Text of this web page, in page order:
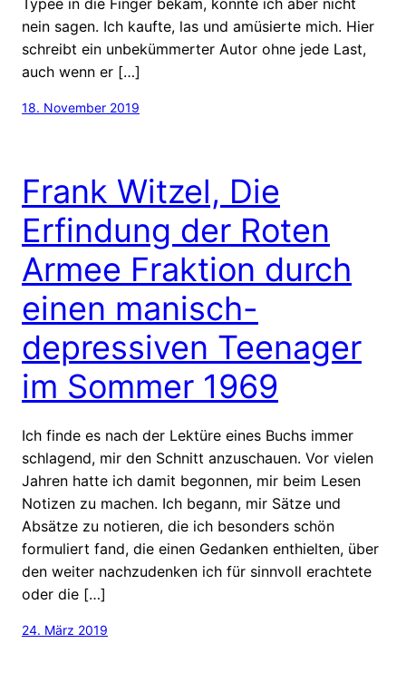
nein sagen. Ich kaufte, las und amüsierte mich. Hier
schreibt ein unbekümmerter Autor ohne jede Last,
auch wenn er […]
18. November 2019
Frank Witzel, Die
Erfindung der Roten
Armee Fraktion durch
einen manisch-
depressiven Teenager
im Sommer 1969
Ich finde es nach der Lektüre eines Buchs immer
schlagend, mir den Schnitt anzuschauen. Vor vielen
Jahren hatte ich damit begonnen, mir beim Lesen
Notizen zu machen. Ich begann, mir Sätze und
Absätze zu notieren, die ich besonders schön
formuliert fand, die einen Gedanken enthielten, über
den weiter nachzudenken ich für sinnvoll erachtete
oder die […]
24. März 2019